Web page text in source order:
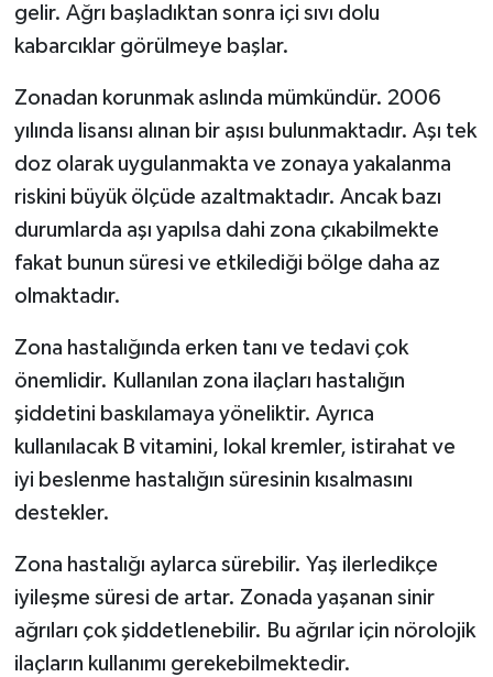
gelir. Ağrı başladıktan sonra içi sıvı dolu
kabarcıklar görülmeye başlar.
Zonadan korunmak aslında mümkündür. 2006
yılında lisansı alınan bir aşısı bulunmaktadır. Aşı tek
doz olarak uygulanmakta ve zonaya yakalanma
riskini büyük ölçüde azaltmaktadır. Ancak bazı
durumlarda aşı yapılsa dahi zona çıkabilmekte
fakat bunun süresi ve etkilediği bölge daha az
olmaktadır.
Zona hastalığında erken tanı ve tedavi çok
önemlidir. Kullanılan zona ilaçları hastalığın
şiddetini baskılamaya yöneliktir. Ayrıca
kullanılacak B vitamini, lokal kremler, istirahat ve
iyi beslenme hastalığın süresinin kısalmasını
destekler.
Zona hastalığı aylarca sürebilir. Yaş ilerledikçe
iyileşme süresi de artar. Zonada yaşanan sinir
ağrıları çok şiddetlenebilir. Bu ağrılar için nörolojik
ilaçların kullanımı gerekebilmektedir.